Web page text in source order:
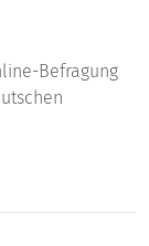
Befragung